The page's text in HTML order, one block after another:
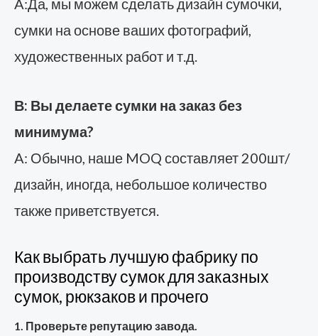
сумки на основе ваших фотографий,
художественных работ и т.д.
В: Вы делаете сумки на заказ без
минимума?
A: Обычно, наше MOQ составляет 200шт/
дизайн, иногда, небольшое количество
также приветствуется.
Как выбрать лучшую фабрику по
производству сумок для заказных
сумок, рюкзаков и прочего
1. Проверьте репутацию завода.